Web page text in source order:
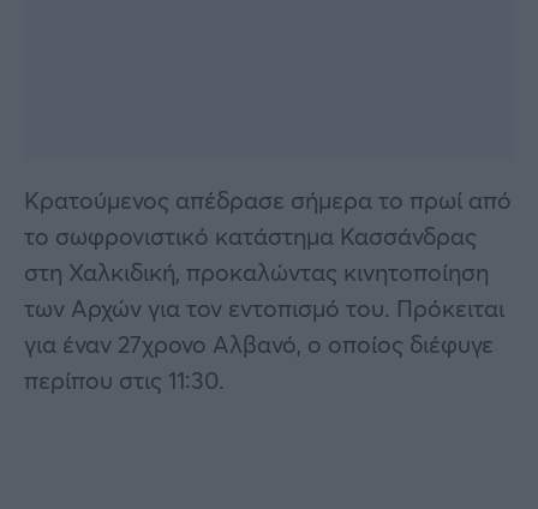
Κρατούμενος απέδρασε σήμερα το πρωί από
το σωφρονιστικό κατάστημα Κασσάνδρας
στη Χαλκιδική, προκαλώντας κινητοποίηση
των Αρχών για τον εντοπισμό του. Πρόκειται
για έναν 27χρονο Αλβανό, ο οποίος διέφυγε
περίπου στις 11:30.